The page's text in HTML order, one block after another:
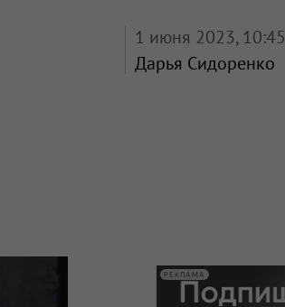
1 июня 2023, 10:45
Дарья Сидоренко
РЕКЛАМА